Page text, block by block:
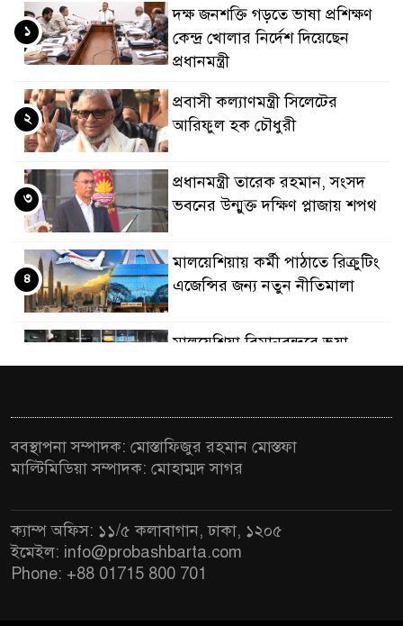
দক্ষ জনশক্তি গড়তে ভাষা প্রশিক্ষণ
কেন্দ্র খোলার নির্দেশ দিয়েছেন
প্রধানমন্ত্রী
১
প্রবাসী কল্যাণমন্ত্রী সিলেটের
আরিফুল হক চৌধুরী
২
প্রধানমন্ত্রী তারেক রহমান, সংসদ
ভবনের উন্মুক্ত দক্ষিণ প্লাজায় শপথ
৩
মালয়েশিয়ায় কর্মী পাঠাতে রিক্রুটিং
এজেন্সির জন্য নতুন নীতিমালা
৪
মালয়েশিয়া বিমানবন্দরে ভুয়া
ভিসায় আটকের তালিকার শীর্ষে
অভিযোগে ৫ বাংলাদেশি গ্রেফতার
৬
কুয়ালালামপুরে বিশেষ অভিযানে
বাংলাদেশিসহ ৭৭০ অভিবাসী আটক
৭
ববস্থাপনা সম্পাদক: মোস্তাফিজুর রহমান মোস্তফা
মাল্টিমিডিয়া সম্পাদক: মোহাম্মদ সাগর
ক্যাম্প অফিস: ১১/৫ কলাবাগান, ঢাকা, ১২০৫
ইমেইল: info@probashbarta.com
Phone: +88 01715 800 701